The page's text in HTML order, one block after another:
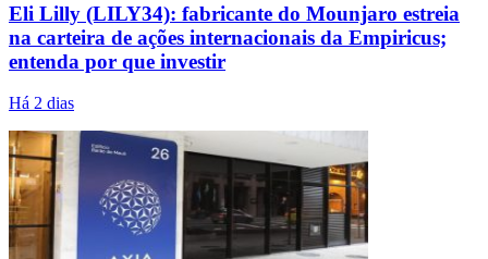
Eli Lilly (LILY34): fabricante do Mounjaro estreia
na carteira de ações internacionais da Empiricus;
entenda por que investir
Há 2 dias